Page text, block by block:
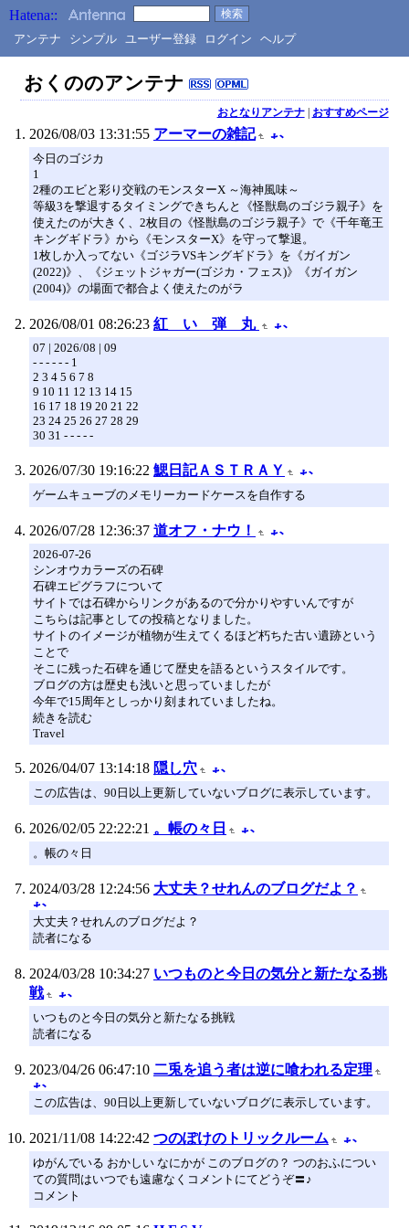
アンテナ シンプル ユーザー登録 ログイン ヘルプ
おくののアンテナ
おとなりアンテナ| おすすめページ
2026/08/03 13:31:55 アーマーの雑記
今日のゴジカ
1
2種のエビと彩り交戦のモンスターX ～海神風味～
等級3を撃退するタイミングできちんと《怪獣島のゴジラ親子》を
使えたのが大きく、2枚目の《怪獣島のゴジラ親子》で《千年竜王
キングギドラ》から《モンスターX》を守って撃退。
1枚しか入ってない《ゴジラVSキングギドラ》を《ガイガン
(2022)》、《ジェットジャガー(ゴジカ・フェス)》《ガイガン
(2004)》の場面で都合よく使えたのがラ
2026/08/01 08:26:23 紅 い 弾 丸
07 | 2026/08 | 09
- - - - - - 1
2 3 4 5 6 7 8
9 10 11 12 13 14 15
16 17 18 19 20 21 22
23 24 25 26 27 28 29
30 31 - - - - -
2026/07/30 19:16:22 鰓日記ＡＳＴＲＡＹ
ゲームキューブのメモリーカードケースを自作する
2026/07/28 12:36:37 道オフ・ナウ！
2026-07-26
シンオウカラーズの石碑
石碑エピグラフについて
サイトでは石碑からリンクがあるので分かりやすいんですが
こちらは記事としての投稿となりました。
サイトのイメージが植物が生えてくるほど朽ちた古い遺跡という
ことで
そこに残った石碑を通じて歴史を語るというスタイルです。
ブログの方は歴史も浅いと思っていましたが
今年で15周年としっかり刻まれていましたね。
続きを読む
Travel
2026/04/07 13:14:18 隠し穴
この広告は、90日以上更新していないブログに表示しています。
2026/02/05 22:22:21 。帳の々日
。帳の々日
2024/03/28 12:24:56 大丈夫？せれんのブログだよ？
大丈夫？せれんのブログだよ？
読者になる
2024/03/28 10:34:27 いつものと今日の気分と新たなる挑
戦
いつものと今日の気分と新たなる挑戦
読者になる
2023/04/26 06:47:10 二兎を追う者は逆に喰われる定理
この広告は、90日以上更新していないブログに表示しています。
2021/11/08 14:22:42 つのぽけのトリックルーム
ゆがんでいる おかしい なにかが このブログの？ つのおふについ
ての質問はいつでも遠慮なくコメントにてどうぞ〓♪
コメント